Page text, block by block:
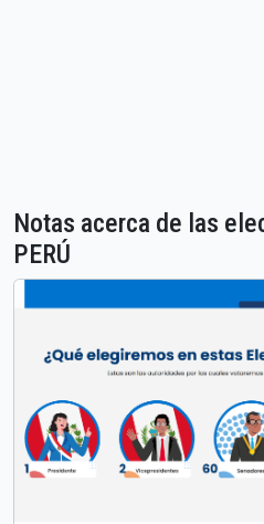
Notas acerca de las
PERÚ